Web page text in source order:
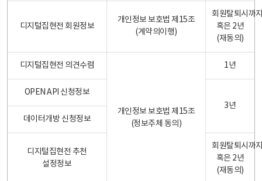
디지털집현전 회원정보
개인정보 보호법 제15조
(계약의이행)
회원탈퇴시까
혹은 2년
(재동의)
디지털집현전 의견수렴
개인정보 보호법 제15조
(정보주체 동의)
1년
OPEN API 신청정보
3년
데이터개방 신청정보
디지털집현전 추천
설정정보
회원탈퇴시까
혹은 2년
(재동의)